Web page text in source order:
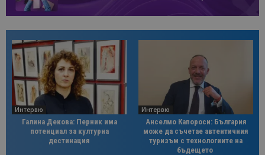
Интервю
Галина Декова: Перник има
потенциал за културна
дестинация
Интервю
Анселмо Капороси: България
може да съчетае автентичния
туризъм с технологиите на
бъдещето